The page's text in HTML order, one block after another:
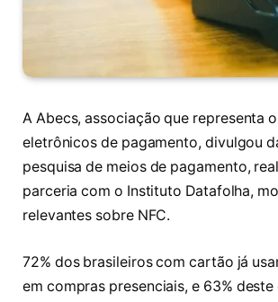
A Abecs, associação que representa
eletrônicos de pagamento, divulgou
pesquisa de meios de pagamento,
parceria com o Instituto Datafolha,
relevantes sobre NFC.
72% dos brasileiros com cartão já
em compras presenciais, e 63% deste